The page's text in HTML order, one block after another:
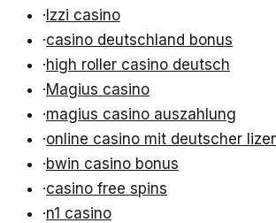
·Izzi casino
·casino deutschland bonus
·high roller casino deutsch
·Magius casino
·magius casino auszahlung
·online casino mit deutscher
·bwin casino bonus
·casino free spins
·n1 casino